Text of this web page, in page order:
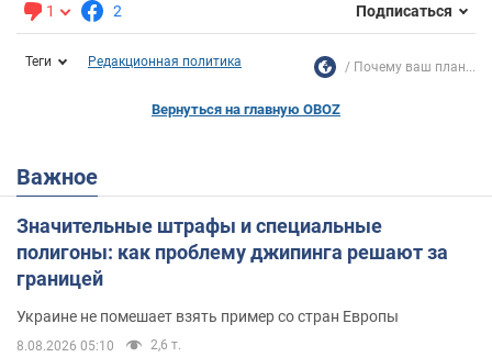
1 2 Подписаться
Теги Редакционная политика Почему ваш план...
Вернуться на главную OBOZ
Важное
Значительные штрафы и специальные
полигоны: как проблему джипинга решают за
границей
Украине не помешает взять пример со стран Европы
8.08.2026 05:10 2,6 т.